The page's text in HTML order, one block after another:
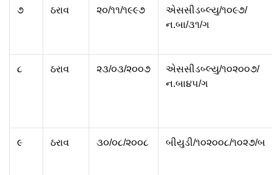
૭ ઠરાવ ૨૦/૧૧/૧૯૯૭
એસસીડબ્લ્યુ/૧૦૯૭/
ન.બા/૩૧/ગ
૮ ઠરાવ ૨૩/૦૩/૨૦૦૭
એસસીડબ્લ્યુ/૧૦૨૦૦૭/
ન.બા૪૫/ગ
૯ ઠરાવ ૩૦/૦૮/૨૦૦૮ બીયુડી/૧૦૨૦૦૮/૧૦૨૭/બ